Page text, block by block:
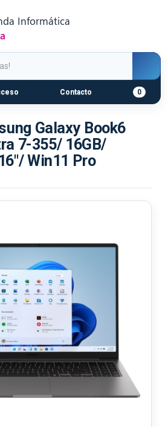
Contacto 0
Galaxy Book6
7-355/ 16GB/
Win11 Pro